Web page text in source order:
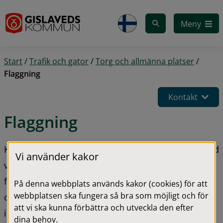
Meny
Start/Trafik och gator/Torg och allmänna platser/
Flaggning
Kontakt
Flaggning
Kommunen flaggar på allmänna flaggdagar och vid
vissa andra speciella tillfällen. Kommunen flaggar
för att uppmärksamma viktiga dagar, visa respekt
och markera gemenskap, lokalt, nationellt och
internationellt.
Vi använder kakor
På denna webbplats används kakor (cookies) för att
webbplatsen ska fungera så bra som möjligt och för
att vi ska kunna förbättra och utveckla den efter
dina behov.